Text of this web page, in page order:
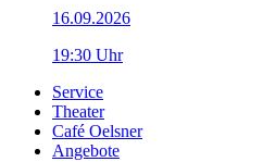
16.09.2026
19:30 Uhr
Service
Theater
Café Oelsner
Angebote